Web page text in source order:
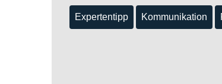
Expertentipp Kommunikation